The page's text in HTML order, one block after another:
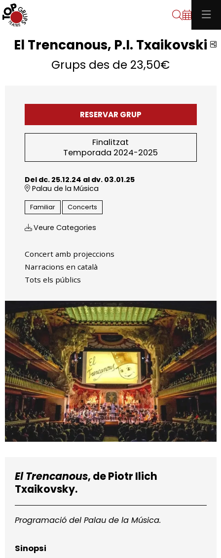
Cerca
El Trencanous, P.I. Txaikovski
Grups des de 23,50€
RESERVAR GRUP
Finalitzat
Temporada 2024-2025
Del dc. 25.12.24 al dv. 03.01.25
Palau de la Música
Familiar Concerts
Veure Categories
Concert amb projeccions
Narracions en català
Tots els públics
El Trencanous, de Piotr Ilich
Txaikovsky.
Programació del Palau de la Música.
Sinopsi